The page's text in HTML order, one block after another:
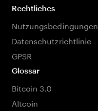
Rechtliches
Nutzungsbedingungen
Datenschutzrichtlinie
GPSR
Glossar
Bitcoin 3.0
Altcoin